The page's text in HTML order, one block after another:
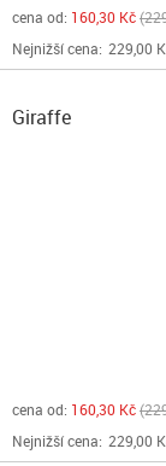
cena od: 160,30 Kč
Nejnižší cena: 229,00
Giraffe
cena od: 160,30 Kč
Nejnižší cena: 229,00